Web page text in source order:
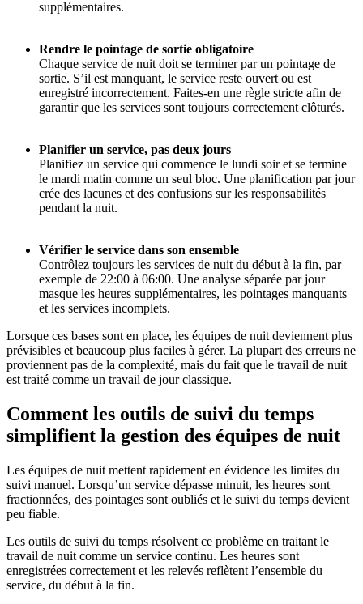
supplémentaires.
Rendre le pointage de sortie obligatoire
Chaque service de nuit doit se terminer par un pointage de
sortie. S’il est manquant, le service reste ouvert ou est
enregistré incorrectement. Faites-en une règle stricte afin de
garantir que les services sont toujours correctement clôturés.
Planifier un service, pas deux jours
Planifiez un service qui commence le lundi soir et se termine
le mardi matin comme un seul bloc. Une planification par jour
crée des lacunes et des confusions sur les responsabilités
pendant la nuit.
Vérifier le service dans son ensemble
Contrôlez toujours les services de nuit du début à la fin, par
exemple de 22:00 à 06:00. Une analyse séparée par jour
masque les heures supplémentaires, les pointages manquants
et les services incomplets.
Lorsque ces bases sont en place, les équipes de nuit deviennent plus
prévisibles et beaucoup plus faciles à gérer. La plupart des erreurs ne
proviennent pas de la complexité, mais du fait que le travail de nuit
est traité comme un travail de jour classique.
Comment les outils de suivi du temps
simplifient la gestion des équipes de nuit
Les équipes de nuit mettent rapidement en évidence les limites du
suivi manuel. Lorsqu’un service dépasse minuit, les heures sont
fractionnées, des pointages sont oubliés et le suivi du temps devient
peu fiable.
Les outils de suivi du temps résolvent ce problème en traitant le
travail de nuit comme un service continu. Les heures sont
enregistrées correctement et les relevés reflètent l’ensemble du
service, du début à la fin.